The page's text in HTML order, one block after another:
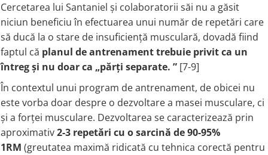
Cercetarea lui Santaniel și colaboratorii săi nu a găsit
niciun beneficiu în efectuarea unui număr de repetări care
să ducă la o stare de insuficiență musculară, dovadă fiind
faptul că planul de antrenament trebuie privit ca un
întreg și nu doar ca „părți separate. ” [7-9]
În contextul unui program de antrenament, de obicei nu
este vorba doar despre o dezvoltare a masei musculare, ci
și a forței musculare. Dezvoltarea se caracterizează prin
aproximativ2-3 repetări cu o sarcină de 90-95%
1RM (greutatea maximă ridicată cu tehnica corectă pentru